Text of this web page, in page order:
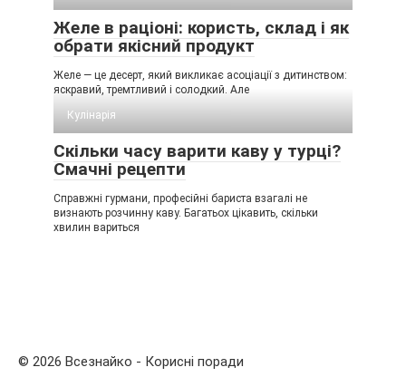
Желе в раціоні: користь, склад і як
обрати якісний продукт
Желе — це десерт, який викликає асоціації з дитинством:
яскравий, тремтливий і солодкий. Але
Кулінарія
Скільки часу варити каву у турці?
Смачні рецепти
Справжні гурмани, професійні бариста взагалі не
визнають розчинну каву. Багатьох цікавить, скільки
хвилин вариться
© 2026 Всезнайко - Корисні поради